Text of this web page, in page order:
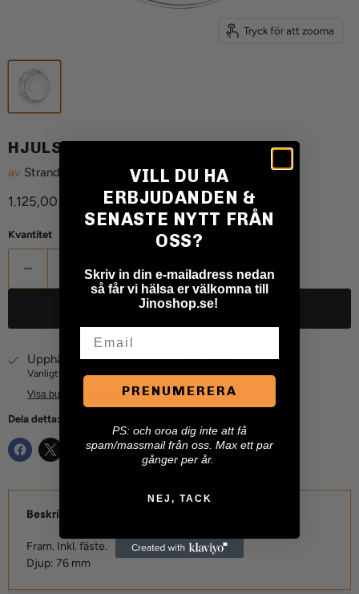
Tryck för att zooma
HJULSIDA STD 22,5″
av Strands Group AB
Aktuellt pris
1.125,00 kr (Inkl. moms)
Kvantitet
LÄGG TILL I VARUKORGEN
Upphämtning tillgänglig påJino Maskin AB
Vanligtvis redo inom 24 timmar
Visa butiksinformation
Dela detta:
Beskrivning
Fram. Inkl. fäste.
Djup: 76 mm
VILL DU HA
ERBJUDANDEN &
SENASTE NYTT FRÅN
OSS?
Skriv in din e-mailadress nedan
så får vi hälsa er välkomna till
Jinoshop.se!
PRENUMERERA
PS: och oroa dig inte att få
spam/massmail från oss. Max ett par
gånger per år.
NEJ, TACK